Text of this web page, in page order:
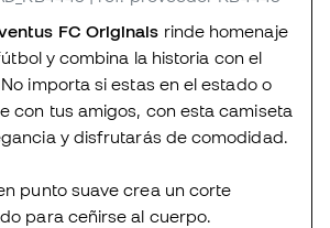
FC Originals rinde homenaje
y combina la historia con el
importa si estas en el estado o
con tus amigos, con esta camiseta
y disfrutarás de comodidad.
punto suave crea un corte
para ceñirse al cuerpo.